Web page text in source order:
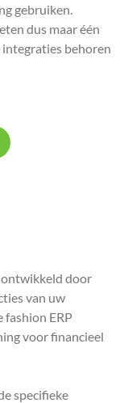
gebruiken.
dus maar één
behoren
ontwikkeld door
van uw
fashion ERP
voor financieel
specifieke